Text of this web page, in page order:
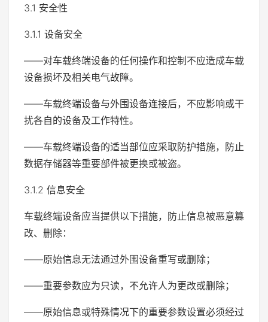
3.1 安全性
3.1.1 设备安全
——对车载终端设备的任何操作和控制不应造成车载
设备损坏及相关电气故障。
——车载终端设备与外围设备连接后，不应影响或干
扰各自的设备及工作特性。
——车载终端设备的适当部位应采取防护措施，防止
数据存储器等重要部件被更换或被盗。
3.1.2 信息安全
车载终端设备应当提供以下措施，防止信息被恶意篡
改、删除：
——原始信息无法通过外围设备重写或删除；
——重要参数应为只读，不允许人为更改或删除；
——原始信息或特殊情况下的重要参数设置必须经过